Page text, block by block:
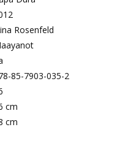
Rosenfeld
85-7903-035-2
cm
cm